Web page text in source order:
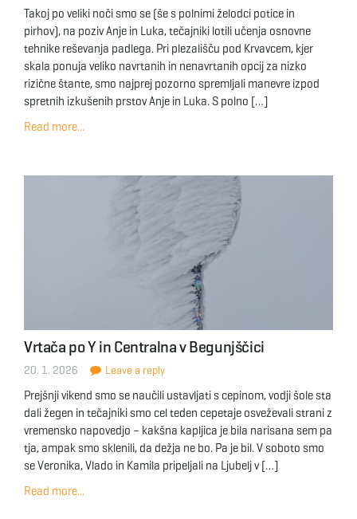
Takoj po veliki noči smo se (še s polnimi želodci potice in
pirhov), na poziv Anje in Luka, tečajniki lotili učenja osnovne
tehnike reševanja padlega. Pri plezališču pod Krvavcem, kjer
skala ponuja veliko navrtanih in nenavrtanih opcij za nizko
rizične štante, smo najprej pozorno spremljali manevre izpod
spretnih izkušenih prstov Anje in Luka. S polno […]
Read more...
Vrtača po Y in Centralna v Begunjščici
20. 1. 2026 Leave a reply
Prejšnji vikend smo se naučili ustavljati s cepinom, vodji šole sta
dali žegen in tečajniki smo cel teden cepetaje osveževali strani z
vremensko napovedjo – kakšna kapljica je bila narisana sem pa
tja, ampak smo sklenili, da dežja ne bo. Pa je bil. V soboto smo
se Veronika, Vlado in Kamila pripeljali na Ljubelj v […]
Read more...